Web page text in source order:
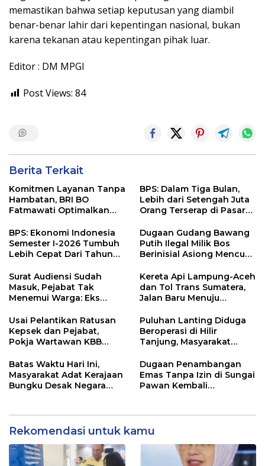
memastikan bahwa setiap keputusan yang diambil
benar-benar lahir dari kepentingan nasional, bukan
karena tekanan atau kepentingan pihak luar.
Editor : DM MPGI
Post Views: 84
Berita Terkait
Komitmen Layanan Tanpa
Hambatan, BRI BO
Fatmawati Optimalkan
Setiap Lini
BPS: Dalam Tiga Bulan,
Lebih dari Setengah Juta
Orang Terserap di Pasar
BPS: Ekonomi Indonesia
Semester I-2026 Tumbuh
Lebih Cepat Dari Tahun
Dugaan Gudang Bawang
Putih Ilegal Milik Bos
Berinisial Asiong Mencuat,
Didesak Bertindak
Surat Audiensi Sudah
Masuk, Pejabat Tak
Menemui Warga: Eks
Pelayanan Dinas
Transmigrasi Luwu Timur
Kereta Api Lampung-Aceh
dan Tol Trans Sumatera,
Jalan Baru Menuju
Usai Pelantikan Ratusan
Kepsek dan Pejabat,
Pokja Wartawan KBB
Profesionalisme
Puluhan Lanting Diduga
Beroperasi di Hilir
Tanjung, Masyarakat
Batas Waktu Hari Ini,
Masyarakat Adat Kerajaan
Bungku Desak Negara
Dugaan Penambangan
Emas Tanpa Izin di Sungai
Pawan Kembali
Rekomendasi untuk kamu